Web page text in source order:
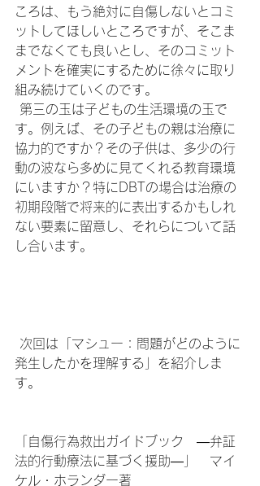
ころは、もう絶対に自傷しないとコミ
ットしてほしいところですが、そこま
までなくても良いとし、そのコミット
メントを確実にするために徐々に取り
組み続けていくのです。
す。例えば、その子どもの親は治療に
協力的ですか？その子供は、多少の行
動の波なら多めに見てくれる教育環境
にいますか？特にDBTの場合は治療の
初期段階で将来的に表出するかもしれ
ない要素に留意し、それらについて話
し合います。
発生したかを理解する」を紹介しま
す。
「自傷行為救出ガイドブック　―弁証
法的行動療法に基づく援助―」　マイ
ケル・ホランダー著